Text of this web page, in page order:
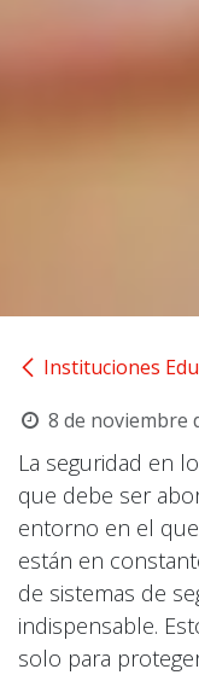
Instituciones
8 de noviembre
La seguridad en
que debe ser
entorno en el
están en
de sistemas de
indispensable.
solo para